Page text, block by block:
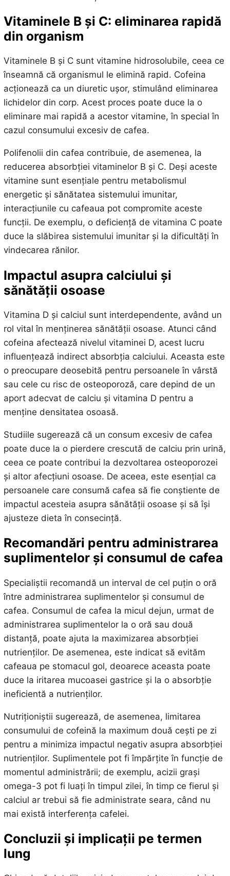
Vitaminele B și C: eliminarea rapidă
din organism
Vitaminele B și C sunt vitamine hidrosolubile, ceea ce
înseamnă că organismul le elimină rapid. Cofeina
acționează ca un diuretic ușor, stimulând eliminarea
lichidelor din corp. Acest proces poate duce la o
eliminare mai rapidă a acestor vitamine, în special în
cazul consumului excesiv de cafea.
Polifenolii din cafea contribuie, de asemenea, la
reducerea absorbției vitaminelor B și C. Deși aceste
vitamine sunt esențiale pentru metabolismul
energetic și sănătatea sistemului imunitar,
interacțiunile cu cafeaua pot compromite aceste
funcții. De exemplu, o deficiență de vitamina C poate
duce la slăbirea sistemului imunitar și la dificultăți în
vindecarea rănilor.
Impactul asupra calciului și
sănătății osoase
Vitamina D și calciul sunt interdependente, având un
rol vital în menținerea sănătății osoase. Atunci când
cofeina afectează nivelul vitaminei D, acest lucru
influențează indirect absorbția calciului. Aceasta este
o preocupare deosebită pentru persoanele în vârstă
sau cele cu risc de osteoporoză, care depind de un
aport adecvat de calciu și vitamina D pentru a
menține densitatea osoasă.
Studiile sugerează că un consum excesiv de cafea
poate duce la o pierdere crescută de calciu prin urină,
ceea ce poate contribui la dezvoltarea osteoporozei
și altor afecțiuni osoase. De aceea, este esențial ca
persoanele care consumă cafea să fie conștiente de
impactul acesteia asupra sănătății osoase și să își
ajusteze dieta în consecință.
Recomandări pentru administrarea
suplimentelor și consumul de cafea
Specialiștii recomandă un interval de cel puțin o oră
între administrarea suplimentelor și consumul de
cafea. Consumul de cafea la micul dejun, urmat de
administrarea suplimentelor la o oră sau două
distanță, poate ajuta la maximizarea absorbției
nutrienților. De asemenea, este indicat să evităm
cafeaua pe stomacul gol, deoarece aceasta poate
duce la iritarea mucoasei gastrice și la o absorbție
ineficientă a nutrienților.
Nutriționiștii sugerează, de asemenea, limitarea
consumului de cofeină la maximum două cești pe zi
pentru a minimiza impactul negativ asupra absorbției
nutrienților. Suplimentele pot fi împărțite în funcție de
momentul administrării; de exemplu, acizii grași
omega-3 pot fi luați în timpul zilei, în timp ce fierul și
calciul ar trebui să fie administrate seara, când nu
mai există interferența cafelei.
Concluzii și implicații pe termen
lung